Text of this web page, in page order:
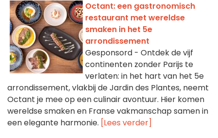
Octant: een gastronomisch
restaurant met wereldse
smaken in het 5e
arrondissement
Gesponsord - Ontdek de vijf
continenten zonder Parijs te
verlaten: in het hart van het 5e
arrondissement, vlakbij de Jardin des Plantes, neemt
Octant je mee op een culinair avontuur. Hier komen
wereldse smaken en Franse vakmanschap samen in
een elegante harmonie. [Lees verder]